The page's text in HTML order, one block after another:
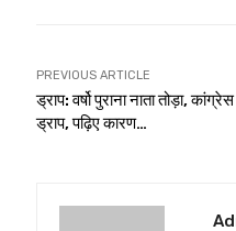
PREVIOUS ARTICLE
ड्राप: वर्षो पुराना नाता तोड़ा,
ड्राप, पढ़िए कारण…